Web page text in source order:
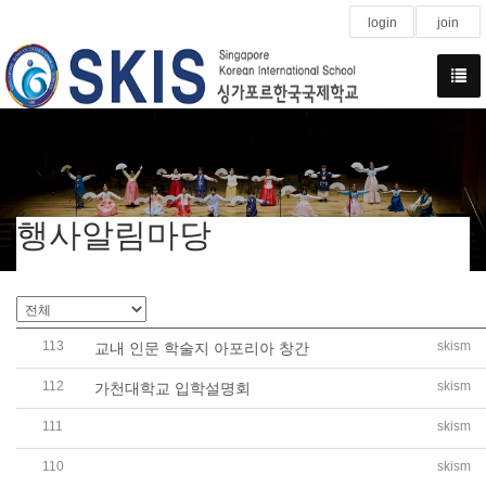
login join
행사알림마당
113 교내 인문 학술지 아포리아 창간 skism
112 가천대학교 입학설명회 skism
111 skism
110 (중등 영자신문 3월) 지구온난화와 전 세계 기후변화skism